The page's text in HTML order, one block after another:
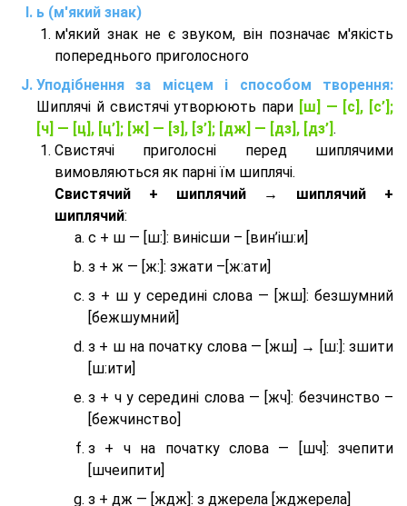
ь (м'який знак)
м'який знак не є звуком, він позначає м'якість
попереднього приголосного
Уподібнення за місцем і способом творення:
Шиплячі й свистячі утворюють пари [ш] — [c], [с’];
[ч] — [ц], [ц’]; [ж] — [з], [з’]; [дж] — [дз], [дз’] .
Свистячі приголосні перед шиплячими
вимовляються як парні їм шиплячі.
Cвистячий + шиплячий → шиплячий +
шиплячий:
с + ш — [ш:]: винісши – [вин’іш:и]
з + ж — [ж:]: зжати –[ж:ати]
з + ш у середині слова — [жш]: безшумний
[бежшумний]
з + ш на початку слова — [жш] → [ш:]: зшити
[ш:ити]
з + ч у середині слова — [жч]: безчинство –
[бежчинство]
з + ч на початку слова — [шч]: зчепити
[шчеипити]
з + дж — [ждж]: з джерела [жджерела]